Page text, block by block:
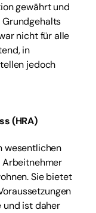
gewährt und
Grundgehalts
nicht für alle
in
jedoch
(HRA)
wesentlichen
Arbeitnehmer
Sie bietet
und ist daher